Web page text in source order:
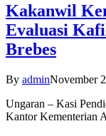
Kakanwil
Evaluasi
Brebes
By adminNovember
Ungaran – Kasi
Kantor Kementerian